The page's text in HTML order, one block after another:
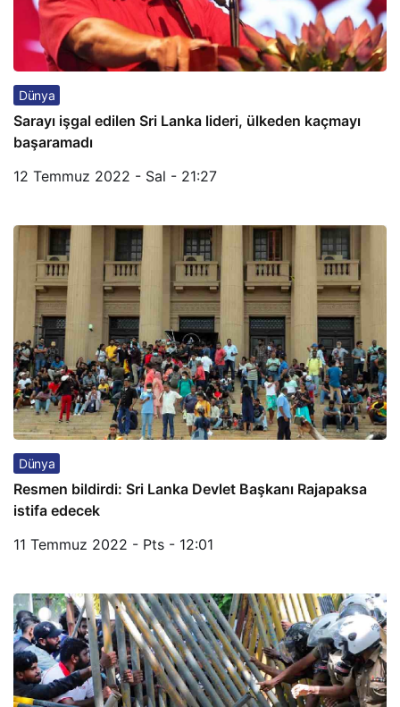
Dünya
Sarayı işgal edilen Sri Lanka lideri, ülkeden kaçmayı
başaramadı
12 Temmuz 2022 - Sal - 21:27
Dünya
Resmen bildirdi: Sri Lanka Devlet Başkanı Rajapaksa
istifa edecek
11 Temmuz 2022 - Pts - 12:01